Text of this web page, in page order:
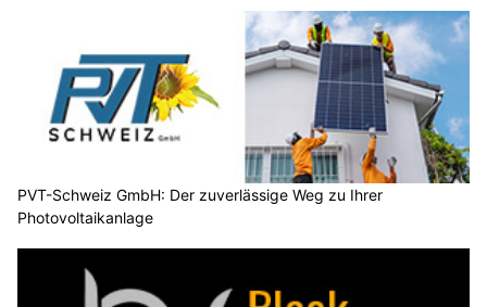
PVT-Schweiz GmbH: Der zuverlässige Weg zu Ihrer
Photovoltaikanlage